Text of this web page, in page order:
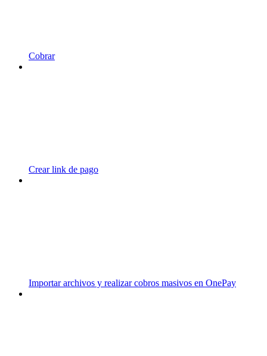
Cobrar
Crear link de pago
Importar archivos y realizar cobros masivos en OnePay